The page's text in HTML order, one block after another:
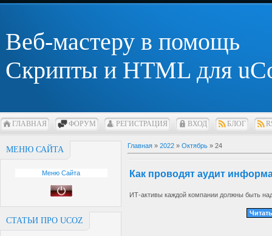
Веб-мастеру в помощь
Скрипты и HTML для
ГЛАВНАЯ ФОРУМ РЕГИСТРАЦИЯ ВХОД БЛОГ
МЕНЮ САЙТА
Меню Сайта
СТАТЬИ ПРО UCOZ
Главная » 2022 » Октябрь » 24
Как проводят аудит
ИТ-активы каждой компании должны быть